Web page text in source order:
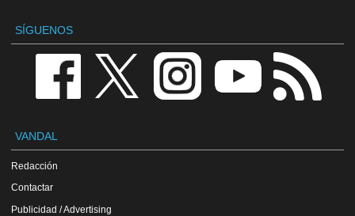
SÍGUENOS
VANDAL
Redacción
Contactar
Publicidad / Advertising